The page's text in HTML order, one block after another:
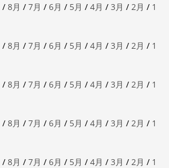
/ 8月 / 7月 / 6月 / 5月 / 4月 / 3月 / 2月 / 1
/ 8月 / 7月 / 6月 / 5月 / 4月 / 3月 / 2月 / 1
/ 8月 / 7月 / 6月 / 5月 / 4月 / 3月 / 2月 / 1
/ 8月 / 7月 / 6月 / 5月 / 4月 / 3月 / 2月 / 1
/ 8月 / 7月 / 6月 / 5月 / 4月 / 3月 / 2月 / 1